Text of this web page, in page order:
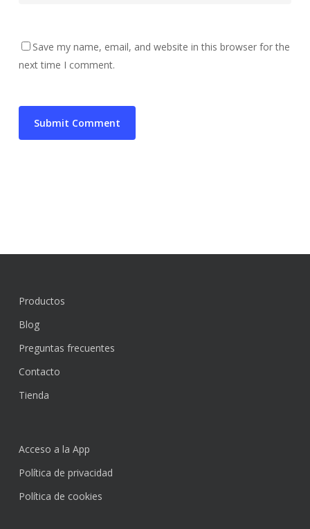
Save my name, email, and website in this browser for the
next time I comment.
Productos
Blog
Preguntas frecuentes
Contacto
Tienda
Acceso a la App
Política de privacidad
Política de cookies